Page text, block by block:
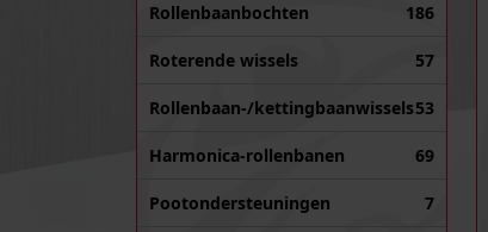
Rollenbaanbochten 186
Roterende wissels 57
Rollenbaan-/kettingbaanwissels53
Harmonica-rollenbanen 69
Pootondersteuningen 7